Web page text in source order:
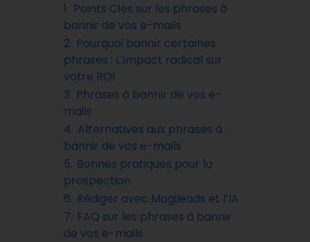
1. Points Clés sur les phrases à
bannir de vos e-mails
2. Pourquoi bannir certaines
phrases : L’impact radical sur
votre ROI
3. Phrases à bannir de vos e-
mails
4. Alternatives aux phrases à
bannir de vos e-mails
5. Bonnes pratiques pour la
prospection
6. Rédiger avec Magileads et l’IA
7. FAQ sur les phrases à bannir
de vos e-mails